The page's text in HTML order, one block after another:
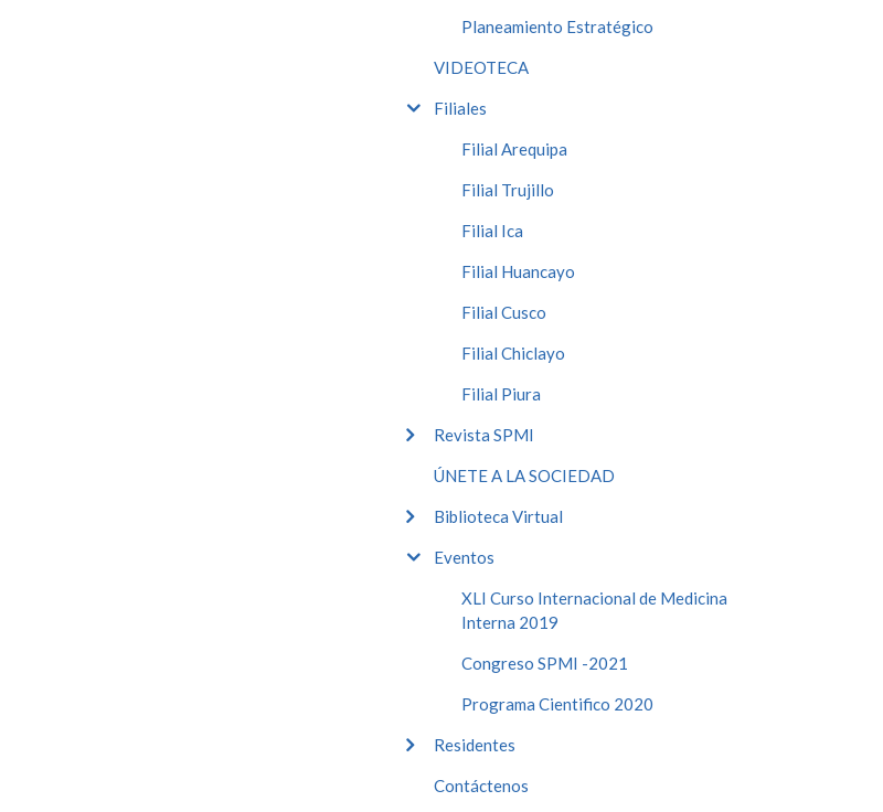
Planeamiento Estratégico
VIDEOTECA
Filiales
Filial Arequipa
Filial Trujillo
Filial Ica
Filial Huancayo
Filial Cusco
Filial Chiclayo
Filial Piura
Revista SPMI
ÚNETE A LA SOCIEDAD
Biblioteca Virtual
Eventos
XLI Curso Internacional de Medicina
Interna 2019
Congreso SPMI -2021
Programa Cientifico 2020
Residentes
Contáctenos